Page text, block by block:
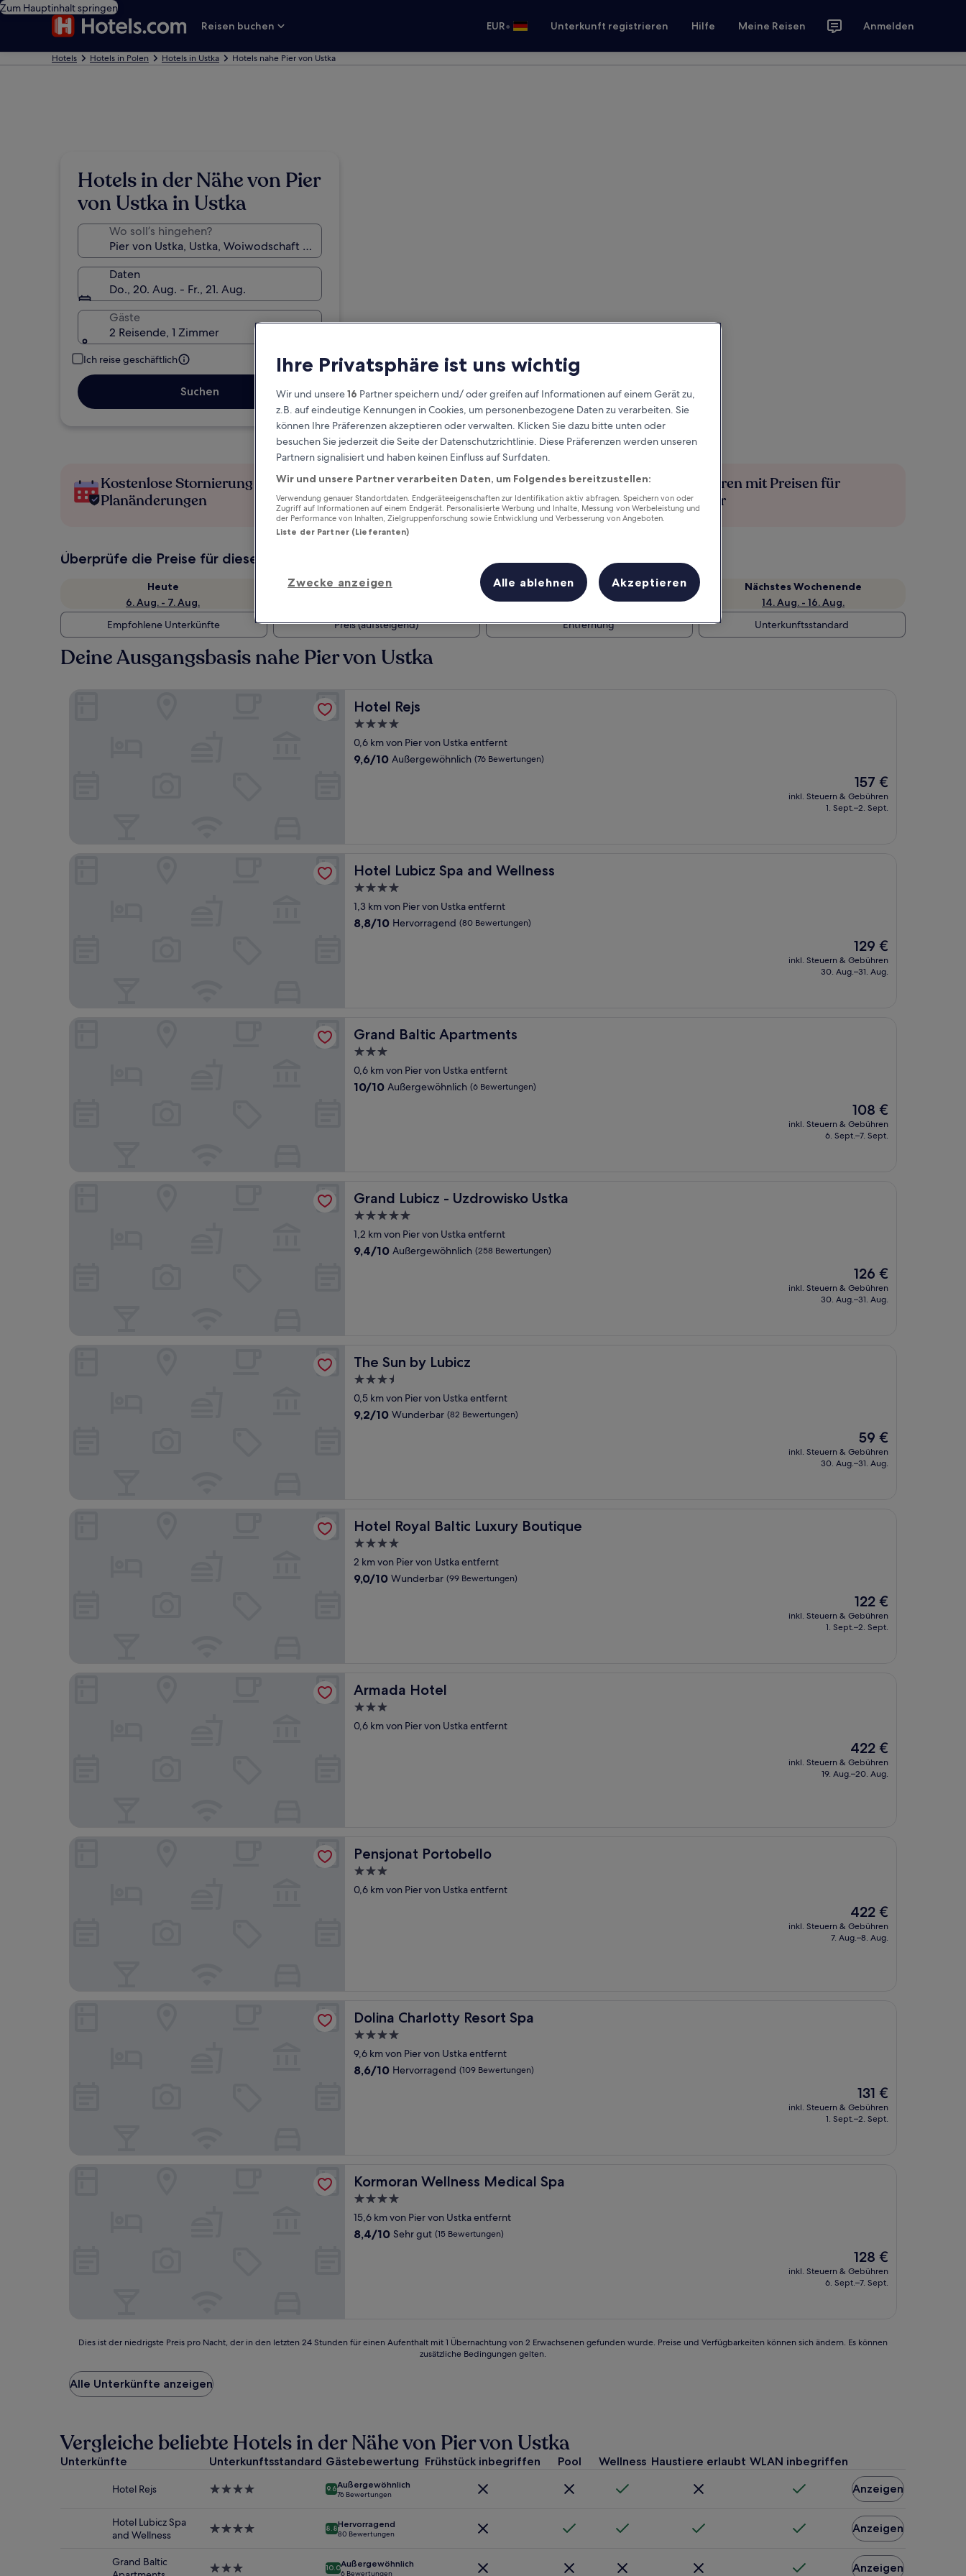
Zum Hauptinhalt springen
Reisen buchen
EUR• Unterkunft registrieren Hilfe Meine Reisen Anmelden
Hotels Hotels in Polen Hotels in Ustka Hotels nahe Pier von Ustka
Hotels in der Nähe von Pier
von Ustka in Ustka
Wo soll’s hingehen?
Daten
Do., 20. Aug. - Fr., 21. Aug.
Gäste
2 Reisende, 1 Zimmer
Ich reise geschäftlich
Suchen
Kostenlose Stornierung bei
Planänderungen
Verdiene Prämien für jede
wahrgenommene Übernachtung
Mehr sparen mit Preisen für
Mitglieder
Überprüfe die Preise für diese Daten
Heute
6. Aug. - 7. Aug.
Morgen
Dieses Wochenende
7. Aug. - 9. Aug.
Nächstes Wochenende
14. Aug. - 16. Aug.
Empfohlene Unterkünfte
Preis (aufsteigend) Entfernung Unterkunftsstandard
Deine Ausgangsbasis nahe Pier von Ustka
Hotel Rejs
Hotel Rejs
4.0-
Sterne-
Unterkunft
0,6 km von Pier von Ustka entfernt
9.6
9,6/10 Außergewöhnlich (76 Bewertungen)
Der
Preis
beträgt
157 €
inkl. Steuern & Gebühren
1. Sept.–2. Sept.
Hotel Lubicz Spa and Wellness
Hotel Lubicz Spa and Wellness
4.0-
Sterne-
Unterkunft
1,3 km von Pier von Ustka entfernt
8.8
8,8/10 Hervorragend (80 Bewertungen)
Der
Preis
beträgt
129 €
inkl. Steuern & Gebühren
30. Aug.–31. Aug.
Grand Baltic Apartments
Grand Baltic Apartments
3.0-
Sterne-
Unterkunft
0,6 km von Pier von Ustka entfernt
10.0
10/10 Außergewöhnlich (6 Bewertungen)
Der
Preis
beträgt
108 €
inkl. Steuern & Gebühren
6. Sept.–7. Sept.
Grand Lubicz - Uzdrowisko Ustka
Grand Lubicz - Uzdrowisko Ustka
5.0-
Sterne-
Unterkunft
1,2 km von Pier von Ustka entfernt
9.4
9,4/10 Außergewöhnlich (258 Bewertungen)
Der
Preis
beträgt
126 €
inkl. Steuern & Gebühren
30. Aug.–31. Aug.
The Sun by Lubicz
The Sun by Lubicz
3.5-
Sterne-
Unterkunft
0,5 km von Pier von Ustka entfernt
9.2
9,2/10 Wunderbar (82 Bewertungen)
Der
Preis
beträgt
59 €
inkl. Steuern & Gebühren
30. Aug.–31. Aug.
Hotel Royal Baltic Luxury Boutique
Hotel Royal Baltic Luxury Boutique
4.0-
Sterne-
Unterkunft
2 km von Pier von Ustka entfernt
9.0
9,0/10 Wunderbar (99 Bewertungen)
Der
Preis
beträgt
122 €
inkl. Steuern & Gebühren
1. Sept.–2. Sept.
Armada Hotel
Armada Hotel
3.0-
Sterne-
0,6 km von Pier von Ustka entfernt
Der
Preis
beträgt
422 €
inkl. Steuern & Gebühren
19. Aug.–20. Aug.
Pensjonat Portobello
Pensjonat Portobello
3.0-
Sterne-
0,6 km von Pier von Ustka entfernt
Der
Preis
beträgt
422 €
inkl. Steuern & Gebühren
7. Aug.–8. Aug.
Dolina Charlotty Resort Spa
Dolina Charlotty Resort Spa
4.0-
Sterne-
Unterkunft
9,6 km von Pier von Ustka entfernt
8.6
8,6/10 Hervorragend (109 Bewertungen)
Der
Preis
beträgt
131 €
inkl. Steuern & Gebühren
1. Sept.–2. Sept.
Kormoran Wellness Medical Spa
Kormoran Wellness Medical Spa
4.0-
Sterne-
Unterkunft
15,6 km von Pier von Ustka entfernt
8.4
8,4/10 Sehr gut (15 Bewertungen)
Der
Preis
beträgt
128 €
inkl. Steuern & Gebühren
6. Sept.–7. Sept.
Dies
der
niedrigste
Preis
der
in
den
24 Stunden
Aufenthalt
Dies ist der niedrigste Preis pro Nacht, der in den letzten 24 Stunden für einen Aufenthalt mit 1 Übernachtung von 2 Erwachsenen gefunden wurde. Preise und Verfügbarkeiten können sich ändern. Es können
zusätzliche Bedingungen gelten.
Alle Unterkünfte anzeigen
Vergleiche beliebte Hotels in der Nähe von Pier von Ustka
Unterkünfte Unterkunftsstandard Gästebewertung Frühstück inbegriffen Pool Wellness Haustiere erlaubt WLAN inbegriffen
Hotel Rejs
4.0-
9.6Außergewöhnlich
76 Bewertungen Anzeigen
Hotel Lubicz Spa
and Wellness
4.0-
8.8Hervorragend
80 Bewertungen Anzeigen
Grand Baltic
3.0-
10.0Außergewöhnlich
6 Bewertungen Anzeigen
Ihre Privatsphäre ist uns wichtig
Wir und unsere16 Partner speichern und/ oder greifen auf Informationen auf einem Gerät zu,
z.B. auf eindeutige Kennungen in Cookies, um personenbezogene Daten zu verarbeiten. Sie
können Ihre Präferenzen akzeptieren oder verwalten. Klicken Sie dazu bitte unten oder
besuchen Sie jederzeit die Seite der Datenschutzrichtlinie. Diese Präferenzen werden unseren
Partnern signalisiert und haben keinen Einfluss auf Surfdaten.
Wir und unsere Partner verarbeiten Daten, um Folgendes bereitzustellen:
Verwendung genauer Standortdaten. Endgeräteeigenschaften zur Identifikation aktiv abfragen. Speichern von oder
Zugriff auf Informationen auf einem Endgerät. Personalisierte Werbung und Inhalte, Messung von Werbeleistung und
der Performance von Inhalten, Zielgruppenforschung sowie Entwicklung und Verbesserung von Angeboten.
Liste der Partner (Lieferanten)
Zwecke anzeigen Alle ablehnen Akzeptieren